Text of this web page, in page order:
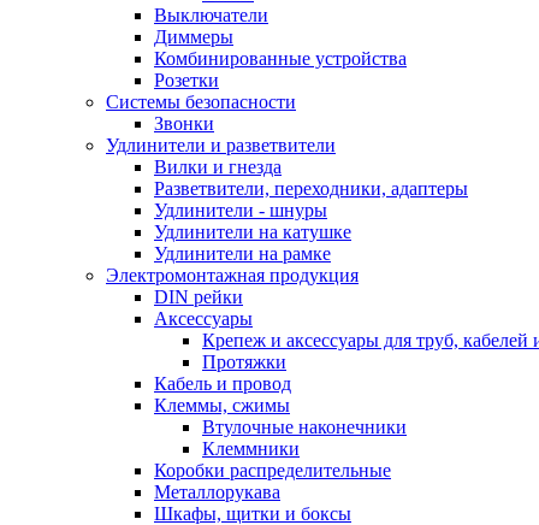
Выключатели
Диммеры
Комбинированные устройства
Розетки
Системы безопасности
Звонки
Удлинители и разветвители
Вилки и гнезда
Разветвители, переходники, адаптеры
Удлинители - шнуры
Удлинители на катушке
Удлинители на рамке
Электромонтажная продукция
DIN рейки
Аксессуары
Крепеж и аксессуары для труб, кабелей
Протяжки
Кабель и провод
Клеммы, сжимы
Втулочные наконечники
Клеммники
Коробки распределительные
Металлорукава
Шкафы, щитки и боксы